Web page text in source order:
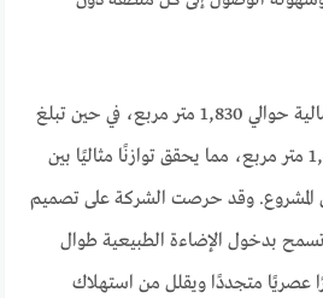
تبلغ المساحة التجارية الإجمالية حوالي 1,830 متر مربع، في حين تبلغ
المساحة الإدارية حوالي 1,480 متر مربع، مما يحقق توازنًا مثاليًا بين
المشروع. وقد حرصت الشركة على تصميم
تسمح بدخول الإضاءة الطبيعية طوال
عصريًا متجددًا ويقلل من استهلاك